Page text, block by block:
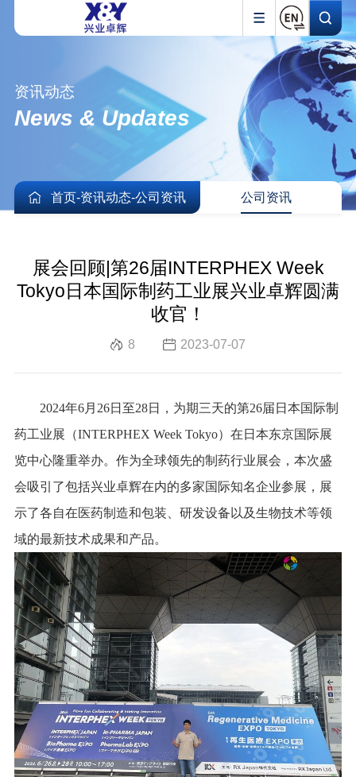
资讯动态
News & Updates
首页-资讯动态-公司资讯 公司资讯
展会回顾|第26届INTERPHEX Week
Tokyo日本国际制药工业展兴业卓辉圆满
收官！
8 2023-07-07
2024年6月26日至28日，为期三天的第26届日本国际制
药工业展（INTERPHEX Week Tokyo）在日本东京国际展
览中心隆重举办。作为全球领先的制药行业展会，本次盛
会吸引了包括兴业卓辉在内的多家国际知名企业参展，展
示了各自在医药制造和包装、研发设备以及生物技术等领
域的最新技术成果和产品。